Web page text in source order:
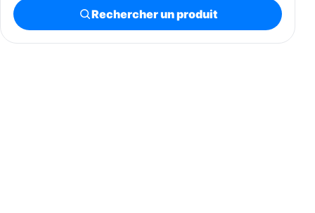
Rechercher un produit